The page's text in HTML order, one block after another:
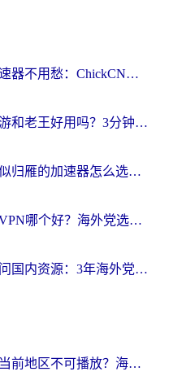
海外党选回国加速器不用愁：ChickCN和洞见哪个好？一篇搞定所有疑问
海外党必看：迅游和老王好用吗？3分钟选对加速国内网络的加速器
海外党必看：类似归雁的加速器怎么选？一篇搞定无缝访问国内资源
斧牛和极速穿梭VPN哪个好？海外党选回国加速器必看的真实对比与避坑指南
北美回国无缝访问国内资源：3年海外党亲测的加速器选择指南
在美国看世界杯当前地区不可播放？海外党体育观赛终极指南来了！